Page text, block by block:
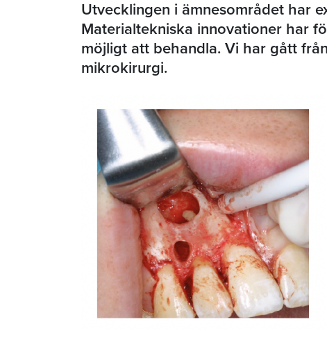
Utvecklingen i ämnesområdet har
Materialtekniska innovationer har
möjligt att behandla. Vi har gått
mikrokirurgi.